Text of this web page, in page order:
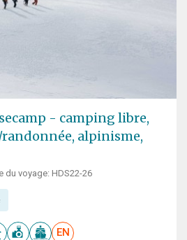
- camping libre,
alpinisme,
du voyage: HDS22-26
EN